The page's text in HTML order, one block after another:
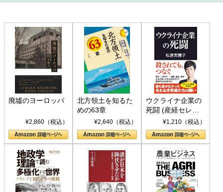
廃墟のヨーロッパ
¥2,860（税込）
北方領土を知るた
めの63章
¥2,640（税込）
ウクライナ企業の
死闘 (産経セレク
ト S 039)¥1,210（税込）